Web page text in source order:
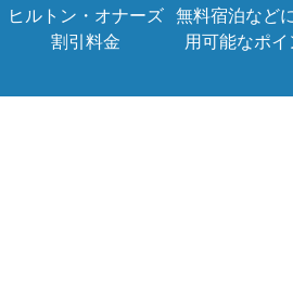
ヒルトン・オナーズ
割引料金
無料宿泊など
用可能なポイ